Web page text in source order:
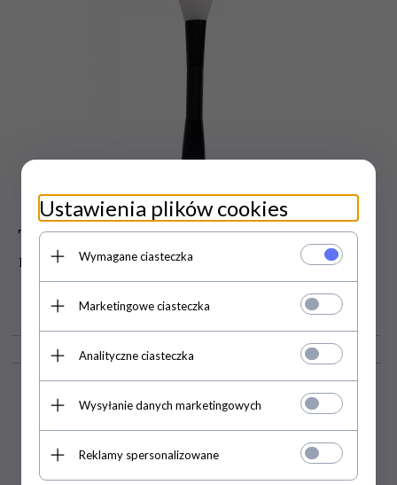
Top Choice Aplikator do nakładania
masek 2w1 (39393) 1szt
19,10 PLN
Ustawienia plików cookies
Wymagane ciasteczka
Marketingowe ciasteczka
Analityczne ciasteczka
Wysyłanie danych marketingowych
Reklamy spersonalizowane